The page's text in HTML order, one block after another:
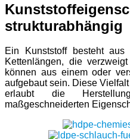
strukturabhängig
Ein Kunststoff besteht aus
Kettenlängen, die
können aus einem oder
aufgebaut sein. Diese
erlaubt die
maßgeschneiderten